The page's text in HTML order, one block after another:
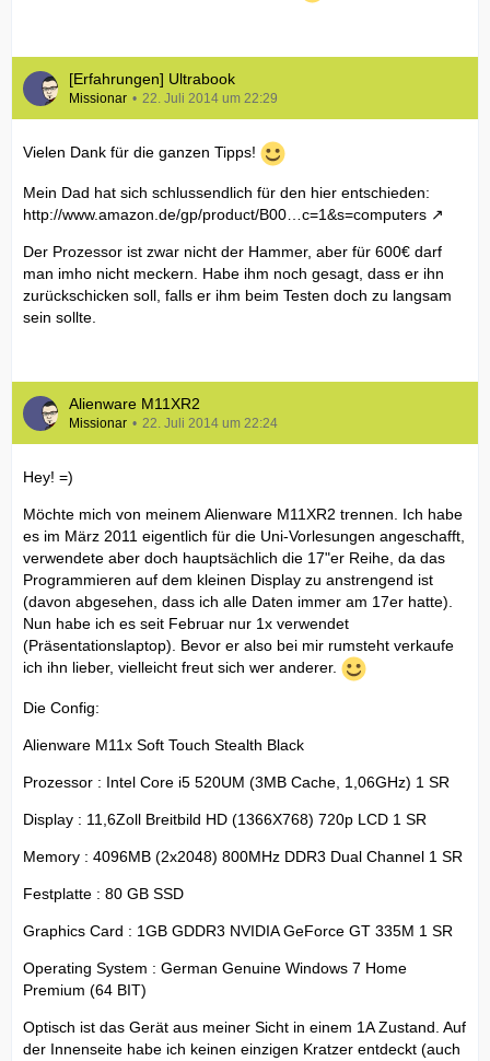
[Erfahrungen] Ultrabook
Missionar 22. Juli 2014 um 22:29
Vielen Dank für die ganzen Tipps!
Mein Dad hat sich schlussendlich für den hier entschieden:
http://www.amazon.de/gp/product/B00…c=1&s=computers
Der Prozessor ist zwar nicht der Hammer, aber für 600€ darf
man imho nicht meckern. Habe ihm noch gesagt, dass er ihn
zurückschicken soll, falls er ihm beim Testen doch zu langsam
sein sollte.
Alienware M11XR2
Missionar 22. Juli 2014 um 22:24
Hey! =)
Möchte mich von meinem Alienware M11XR2 trennen. Ich habe
es im März 2011 eigentlich für die Uni-Vorlesungen angeschafft,
verwendete aber doch hauptsächlich die 17"er Reihe, da das
Programmieren auf dem kleinen Display zu anstrengend ist
(davon abgesehen, dass ich alle Daten immer am 17er hatte).
Nun habe ich es seit Februar nur 1x verwendet
(Präsentationslaptop). Bevor er also bei mir rumsteht verkaufe
ich ihn lieber, vielleicht freut sich wer anderer.
Die Config:
Alienware M11x Soft Touch Stealth Black
Prozessor : Intel Core i5 520UM (3MB Cache, 1,06GHz) 1 SR
Display : 11,6Zoll Breitbild HD (1366X768) 720p LCD 1 SR
Memory : 4096MB (2x2048) 800MHz DDR3 Dual Channel 1 SR
Festplatte : 80 GB SSD
Graphics Card : 1GB GDDR3 NVIDIA GeForce GT 335M 1 SR
Operating System : German Genuine Windows 7 Home
Premium (64 BIT)
Optisch ist das Gerät aus meiner Sicht in einem 1A Zustand. Auf
der Innenseite habe ich keinen einzigen Kratzer entdeckt (auch